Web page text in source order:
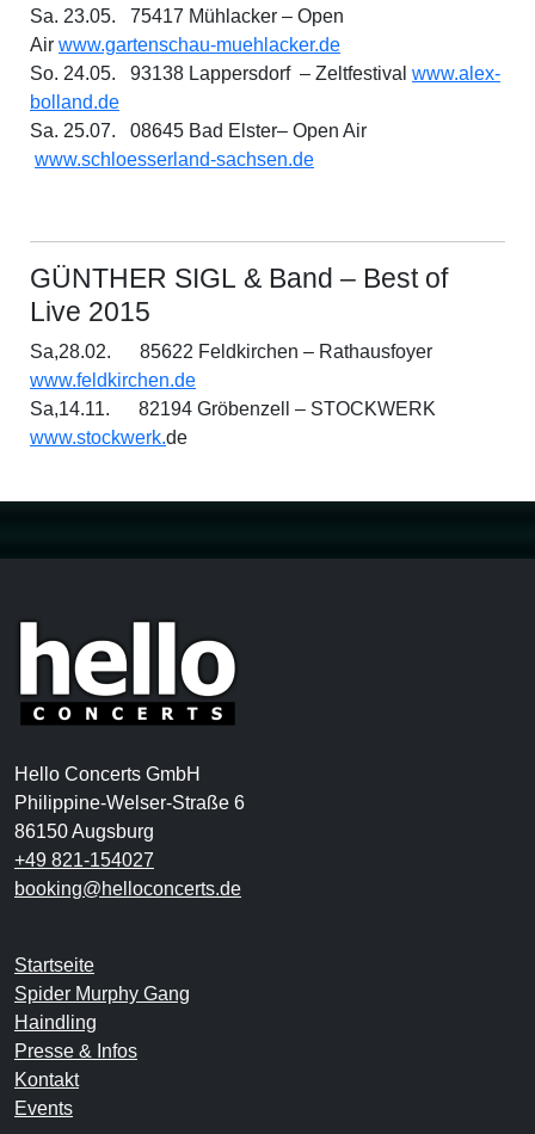
Sa. 23.05. 75417 Mühlacker – Open
Air www.gartenschau-muehlacker.de
So. 24.05. 93138 Lappersdorf – Zeltfestival www.alex-
bolland.de
Sa. 25.07. 08645 Bad Elster– Open Air
www.schloesserland-sachsen.de
GÜNTHER SIGL & Band – Best of
Live 2015
Sa,28.02. 85622 Feldkirchen – Rathausfoyer
www.feldkirchen.de
Sa,14.11. 82194 Gröbenzell – STOCKWERK
www.stockwerk.de
Hello Concerts GmbH
Philippine-Welser-Straße 6
86150 Augsburg
+49 821-154027
booking@helloconcerts.de
Startseite
Spider Murphy Gang
Haindling
Presse & Infos
Kontakt
Events